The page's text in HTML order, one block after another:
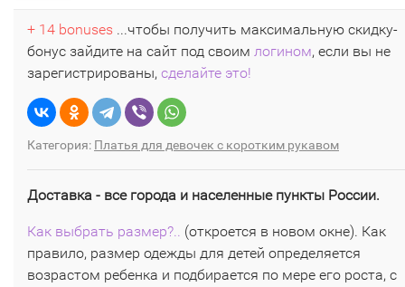
+ 14 bonuses ...чтобы получить максимальную скидку-
бонус зайдите на сайт под своим логином, если вы не
зарегистрированы, сделайте это!
Категория: Платья для девочек с коротким рукавом
Доставка - все города и населенные пункты России.
Как выбрать размер?.. (откроется в новом окне). Как
правило, размер одежды для детей определяется
возрастом ребенка и подбирается по мере его роста, с